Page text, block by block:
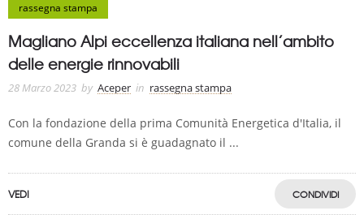
rassegna stampa
Magliano Alpi eccellenza italiana nell’ambito
delle energie rinnovabili
28 Marzo 2023 by Aceper in rassegna stampa
Con la fondazione della prima Comunità Energetica d'Italia, il
comune della Granda si è guadagnato il ...
VEDI CONDIVIDI